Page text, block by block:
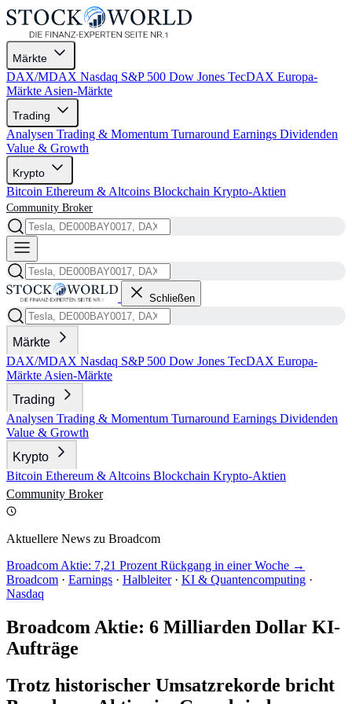
Märkte
DAX/MDAX Nasdaq S&P 500 Dow Jones TecDAX Europa-
Märkte Asien-Märkte
Trading
Analysen Trading & Momentum Turnaround Earnings Dividenden
Value & Growth
Krypto
Bitcoin Ethereum & Altcoins Blockchain Krypto-Aktien
Community Broker
Schließen
Märkte
DAX/MDAX Nasdaq S&P 500 Dow Jones TecDAX Europa-
Märkte Asien-Märkte
Trading
Analysen Trading & Momentum Turnaround Earnings Dividenden
Value & Growth
Krypto
Bitcoin Ethereum & Altcoins Blockchain Krypto-Aktien
Community Broker
Aktuellere News zu Broadcom
Broadcom Aktie: 7,21 Prozent Rückgang in einer Woche →
Broadcom · Earnings · Halbleiter · KI & Quantencomputing ·
Nasdaq
Broadcom Aktie: 6 Milliarden Dollar KI-
Aufträge
Trotz historischer Umsatzrekorde bricht